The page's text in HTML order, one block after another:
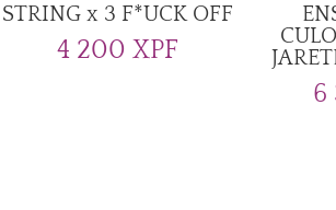
STRING x 3 F*UCK OFF
4 200XPF
6